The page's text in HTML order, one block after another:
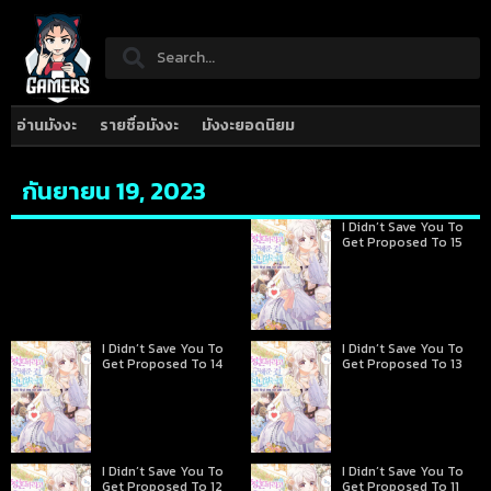
อ่านมังงะ รายชื่อมังงะ มังงะยอดนิยม
กันยายน 19, 2023
I Didn’t Save You To
Get Proposed To 15
I Didn’t Save You To
Get Proposed To 14
I Didn’t Save You To
Get Proposed To 13
I Didn’t Save You To
Get Proposed To 12
I Didn’t Save You To
Get Proposed To 11